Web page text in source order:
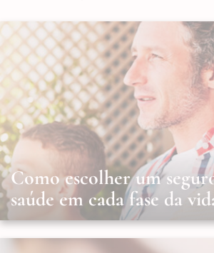
Como escolher um
saúde em cada fase da